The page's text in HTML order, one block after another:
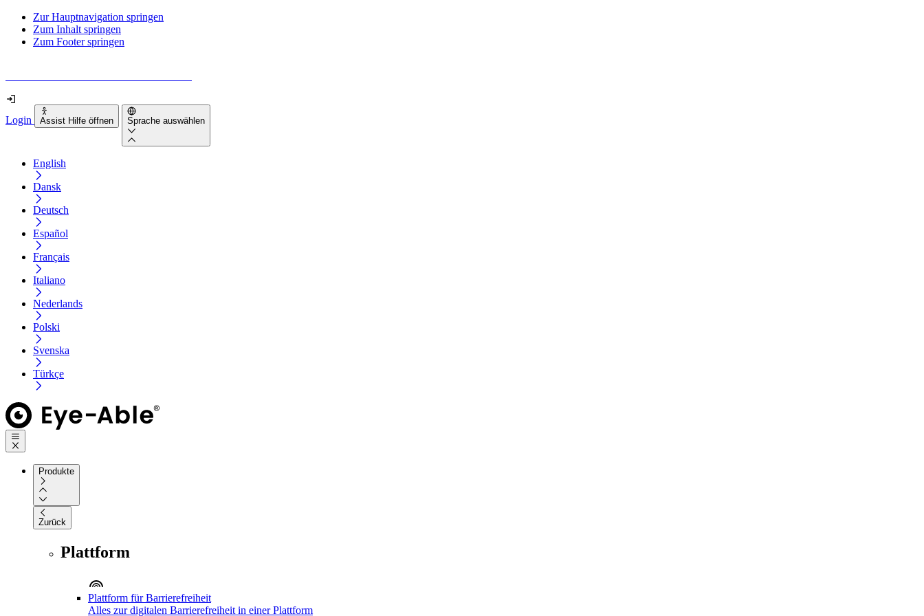
Zur Hauptnavigation springen
Zum Inhalt springen
Zum Footer springen
Login Assist Hilfe öffnen Sprache auswählen
English
Dansk
Deutsch
Español
Français
Italiano
Nederlands
Polski
Svenska
Türkçe
Produkte
Zurück
Plattform
Plattform für Barrierefreiheit
Alles zur digitalen Barrierefreiheit in einer Plattform